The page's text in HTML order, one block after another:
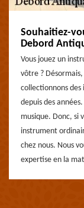
Souhaitiez-
Debord
Vous jouez un
vôtre ?
collectionnons des
depuis des
musique. Donc, si
instrument
chez nous. Nous
expertise en la